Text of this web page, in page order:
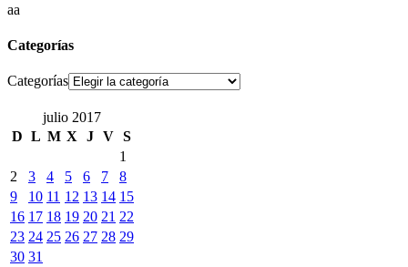
aa
Categorías
Categorías
julio 2017
D L M X J V S
1
2
3 4 5 6 7
8
9
10 11 12 13 14 15
16 17 18 19 20 21 22
23 24 25 26 27 28 29
30 31